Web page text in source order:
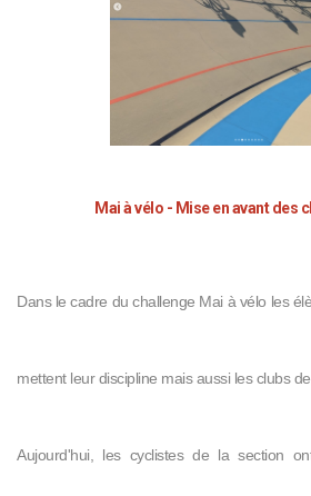
Mai à vélo - Mise en avant des
Dans le cadre du challenge Mai à vélo les
mettent leur discipline mais aussi les clubs
Aujourd'hui, les cyclistes de la section